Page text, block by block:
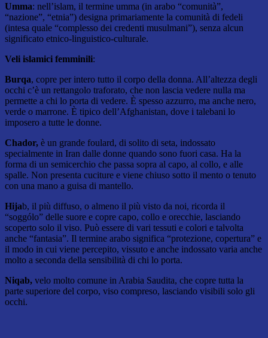
Umma: nell’islam, il termine umma (in arabo “comunità”,
“nazione”, “etnia”) designa primariamente la comunità di fedeli
(intesa quale “complesso dei credenti musulmani”), senza alcun
significato etnico-linguistico-culturale.
Veli islamici femminili:
Burqa, copre per intero tutto il corpo della donna. All’altezza degli
occhi c’è un rettangolo traforato, che non lascia vedere nulla ma
permette a chi lo porta di vedere. È spesso azzurro, ma anche nero,
verde o marrone. È tipico dell’Afghanistan, dove i talebani lo
imposero a tutte le donne.
Chador, è un grande foulard, di solito di seta, indossato
specialmente in Iran dalle donne quando sono fuori casa. Ha la
forma di un semicerchio che passa sopra al capo, al collo, e alle
spalle. Non presenta cuciture e viene chiuso sotto il mento o tenuto
con una mano a guisa di mantello.
Hijab, il più diffuso, o almeno il più visto da noi, ricorda il
“soggólo” delle suore e copre capo, collo e orecchie, lasciando
scoperto solo il viso. Può essere di vari tessuti e colori e talvolta
anche “fantasia”. Il termine arabo significa “protezione, copertura” e
il modo in cui viene percepito, vissuto e anche indossato varia anche
molto a seconda della sensibilità di chi lo porta.
Niqab, velo molto comune in Arabia Saudita, che copre tutta la
parte superiore del corpo, viso compreso, lasciando visibili solo gli
occhi.